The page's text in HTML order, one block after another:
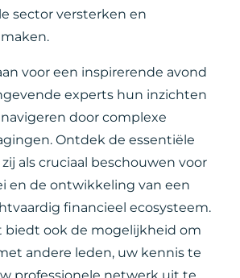
sector versterken en
voor een inspirerende avond
experts hun inzichten
door complexe
Ontdek de essentiële
als cruciaal beschouwen voor
en de ontwikkeling van een
financieel ecosysteem.
biedt ook de mogelijkheid om
andere leden, uw kennis te